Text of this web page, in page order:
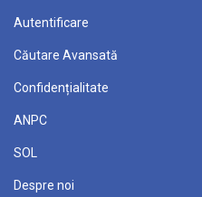
Autentificare
Căutare Avansată
Confidențialitate
ANPC
SOL
Despre noi